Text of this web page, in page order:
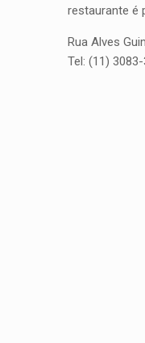
restaurante é
Rua Alves
Tel: (11)